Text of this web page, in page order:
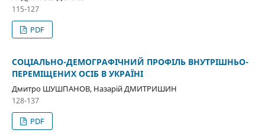
115-127
PDF
СОЦІАЛЬНО-ДЕМОГРАФІЧНИЙ ПРОФІЛЬ ВНУТРІШНЬО-
ПЕРЕМІЩЕНИХ ОСІБ В УКРАЇНІ
Дмитро ШУШПАНОВ, Назарій ДМИТРИШИН
128-137
PDF